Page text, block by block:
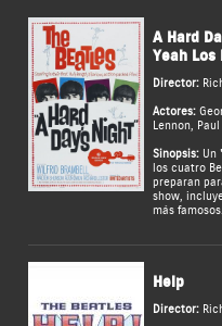
A Hard
Yeah Los
Director:
Actores:
Lennon,
Sinopsis:Un
los cuatro
preparan
show,
más
Help
Director: